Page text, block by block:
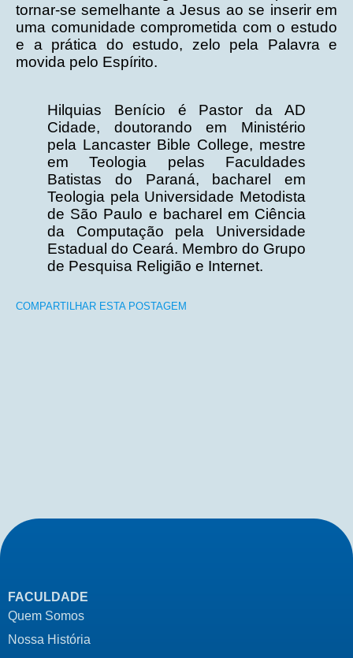
tornar-se semelhante a Jesus ao se inserir em
uma comunidade comprometida com o estudo
e a prática do estudo, zelo pela Palavra e
movida pelo Espírito.
Hilquias Benício é Pastor da AD
Cidade, doutorando em Ministério
pela Lancaster Bible College, mestre
em Teologia pelas Faculdades
Batistas do Paraná, bacharel em
Teologia pela Universidade Metodista
de São Paulo e bacharel em Ciência
da Computação pela Universidade
Estadual do Ceará. Membro do Grupo
de Pesquisa Religião e Internet.
COMPARTILHAR ESTA POSTAGEM
FACULDADE
Quem Somos
Nossa História